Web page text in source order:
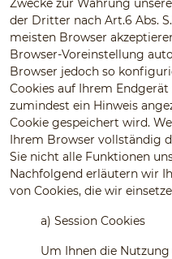
Zwecke zur Wahrung
der Dritter nach Art.6 Abs.
meisten Browser
Browser-Voreinstellung
Browser jedoch so
Cookies auf Ihrem
zumindest ein Hinweis
Cookie gespeichert wird.
Ihrem Browser vollständig
Sie nicht alle Funktionen
Nachfolgend erläutern wir
von Cookies, die wir
a) Session Cookies
Um Ihnen die